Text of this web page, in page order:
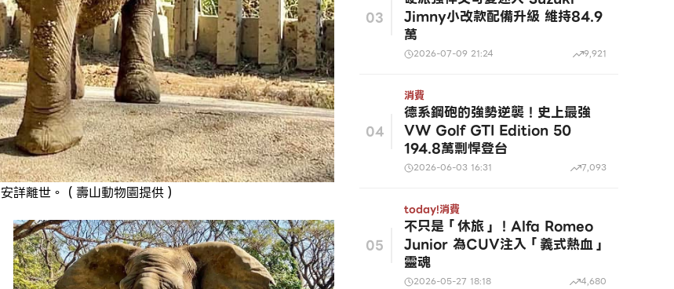
詳離世。（壽山動物園提供）
03
Jimny小改款配備升級 維持84.9
萬
2026-07-09 21:24 9,921
04
消費
德系鋼砲的強勢逆襲！史上最強
VW Golf GTI Edition 50
194.8萬剽悍登台
2026-06-03 16:31 7,093
05
today!消費
不只是「休旅」！Alfa Romeo
Junior 為CUV注入「義式熱血」
靈魂
2026-05-27 18:18 4,680